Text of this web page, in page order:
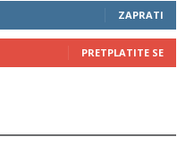
ZAPRATI
PRETPLATITE SE